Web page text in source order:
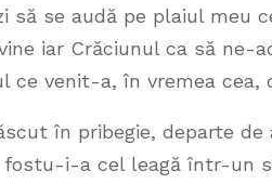
să se audă pe plaiul meu
iar Crăciunul ca să ne-
ce venit-a, în vremea cea,
în pribegie, departe de
fostu-i-a cel leagă într-un